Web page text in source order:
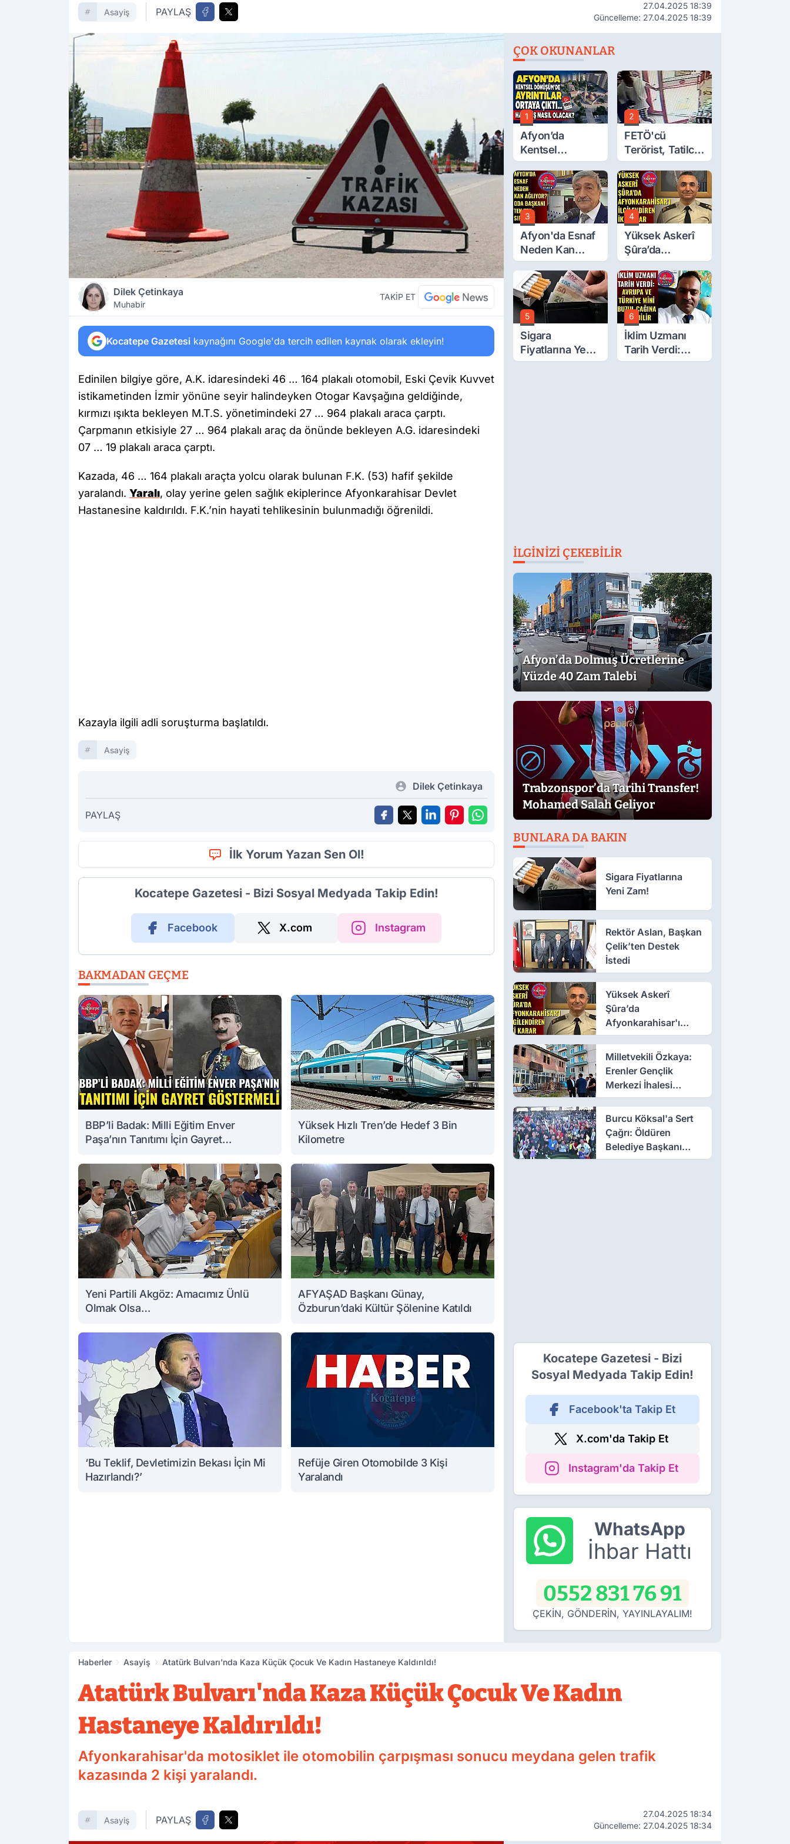
Asayiş PAYLAŞ
27.04.2025 18:39
Güncelleme: 27.04.2025 18:39
Dilek Çetinkaya
Muhabir
TAKİP ET
Kocatepe Gazetesi kaynağını Google'da tercih edilen kaynak olarak ekleyin!
Edinilen bilgiye göre, A.K. idaresindeki 46 … 164 plakalı otomobil, Eski Çevik Kuvvet
istikametinden İzmir yönüne seyir halindeyken Otogar Kavşağına geldiğinde,
kırmızı ışıkta bekleyen M.T.S. yönetimindeki 27 … 964 plakalı araca çarptı.
Çarpmanın etkisiyle 27 … 964 plakalı araç da önünde bekleyen A.G. idaresindeki
07 … 19 plakalı araca çarptı.
Kazada, 46 … 164 plakalı araçta yolcu olarak bulunan F.K. (53) hafif şekilde
yaralandı. Yaralı, olay yerine gelen sağlık ekiplerince Afyonkarahisar Devlet
Hastanesine kaldırıldı. F.K.’nin hayati tehlikesinin bulunmadığı öğrenildi.
Kazayla ilgili adli soruşturma başlatıldı.
Asayiş
Dilek Çetinkaya
PAYLAŞ
İlk Yorum Yazan Sen Ol!
Kocatepe Gazetesi - Bizi Sosyal Medyada Takip Edin!
Facebook X.com Instagram
BAKMADAN GEÇME
BBP’li Badak: Milli Eğitim Enver
Paşa’nın Tanıtımı İçin Gayret
Yüksek Hızlı Tren’de Hedef 3 Bin
Kilometre
Yeni Partili Akgöz: Amacımız Ünlü
Olmak Olsa…
AFYAŞAD Başkanı Günay,
Özburun’daki Kültür Şölenine Katıldı
‘Bu Teklif, Devletimizin Bekası İçin Mi
Hazırlandı?’
Refüje Giren Otomobilde 3 Kişi
Yaralandı
ÇOK OKUNANLAR
1
Afyon’da
Kentsel
Dönüşüm’de
Ayrıntılar Ortaya
Çıktı… Hakediş
Nasıl Olacak?
2
FETÖ'cü
Terörist, Tatilci
Gibi Kaçmış
3
Afyon'da Esnaf
Neden Kan
Ağlıyor? Oda
Başkanı Tek Tek
Sıraladı
4
Yüksek Askerî
Şûra’da
Afyonkarahisar'ı
İlgilendiren İki
Karar
5
Sigara
Fiyatlarına Yeni
Zam!
6
İklim Uzmanı
Tarih Verdi:
Avrupa Ve
İLGINIZI ÇEKEBILIR
Afyon’da Dolmuş Ücretlerine
Yüzde 40 Zam Talebi
Trabzonspor’da Tarihi Transfer!
Mohamed Salah Geliyor
BUNLARA DA BAKIN
Sigara Fiyatlarına
Yeni Zam!
Rektör Aslan, Başkan
Çelik’ten Destek
İstedi
Yüksek Askerî
Şûra’da
Afyonkarahisar'ı
İlgilendiren İki Karar
Milletvekili Özkaya:
Erenler Gençlik
Merkezi İhalesi
Yakında
Burcu Köksal'a Sert
Çağrı: Öldüren
Belediye Başkanı
Olmayın!
Kocatepe Gazetesi - Bizi
Sosyal Medyada Takip Edin!
Facebook'ta Takip Et
X.com'da Takip Et
Instagram'da Takip Et
WhatsApp
İhbar Hattı
0552 831 76 91
ÇEKİN, GÖNDERİN, YAYINLAYALIM!
Haberler Asayiş Atatürk Bulvarı'nda Kaza Küçük Çocuk Ve Kadın Hastaneye Kaldırıldı!
Atatürk Bulvarı'nda Kaza Küçük Çocuk Ve Kadın
Hastaneye Kaldırıldı!
Afyonkarahisar'da motosiklet ile otomobilin çarpışması sonucu meydana gelen trafik
kazasında 2 kişi yaralandı.
Asayiş PAYLAŞ
27.04.2025 18:34
Güncelleme: 27.04.2025 18:34